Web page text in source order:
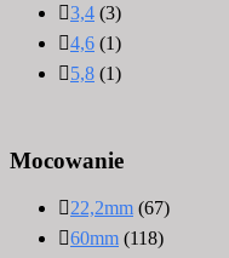
3,4 (3)
4,6 (1)
5,8 (1)
Mocowanie
22,2mm (67)
60mm (118)